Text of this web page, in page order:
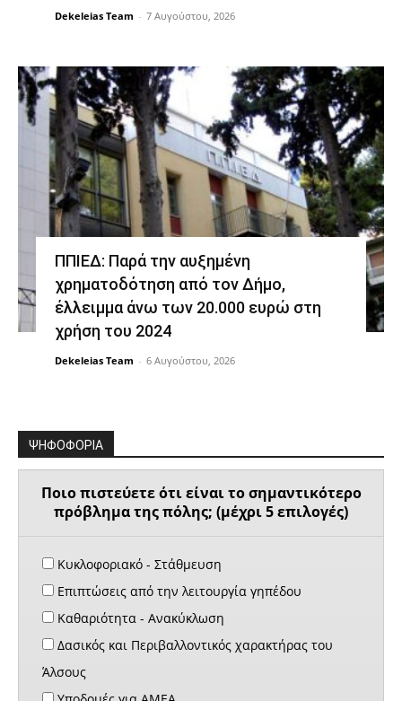
Dekeleias Team - 7 Αυγούστου, 2026
ΠΠΙΕΔ: Παρά την αυξημένη
χρηματοδότηση από τον Δήμο,
έλλειμμα άνω των 20.000 ευρώ στη
χρήση του 2024
Dekeleias Team - 6 Αυγούστου, 2026
ΨΗΦΟΦΟΡΙΑ
Ποιο πιστεύετε ότι είναι το σημαντικότερο
πρόβλημα της πόλης; (μέχρι 5 επιλογές)
Κυκλοφοριακό - Στάθμευση
Επιπτώσεις από την λειτουργία γηπέδου
Καθαριότητα - Ανακύκλωση
Δασικός και Περιβαλλοντικός χαρακτήρας του
Άλσους